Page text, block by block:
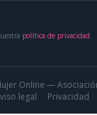
política de privacidad
Online —
legal
Privacidad